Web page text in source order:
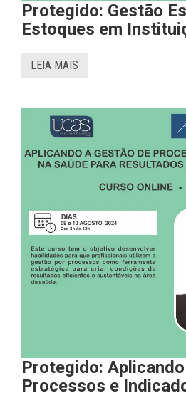
Protegido: Gestão
Estoques em
LEIA MAIS
Protegido:
Processos e